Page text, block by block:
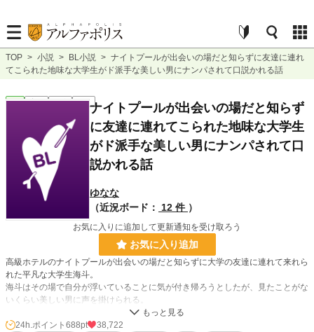
TOP > 小説 > BL小説 > ナイトプールが出会いの場だと知らずに友達に連れ
てこられた地味な大学生がド派手な美しい男にナンパされて口説かれる話
BL 完結 短編 R18ナイトプールが出会いの場だと知らず
に友達に連れてこられた地味な大学生
がド派手な美しい男にナンパされて口
説かれる話
ゆなな
（近況ボード：
12 件 ）
お気に入りに追加して更新通知を受け取ろう
お気に入り追加
高級ホテルのナイトプールが出会いの場だと知らずに大学の友達に連れて来れら
れた平凡な大学生海斗。
海斗はその場で自分が浮いていることに気が付き帰ろうとしたが、見たことがな
いくらい美しい男に声を掛けられる。
夏の夜のプールで甘くかき口説かれた海斗は、これが美しい男の一夜の気まぐれ
だとわかっていても夢中にならずにはいられなかった。
24h.ポイント 688pt
38,722